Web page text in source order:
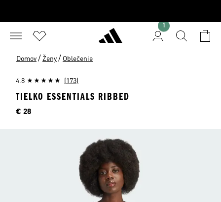
1
Domov / Ženy / Oblečenie
4.8 (173)
TIELKO ESSENTIALS RIBBED
Cena
€ 28